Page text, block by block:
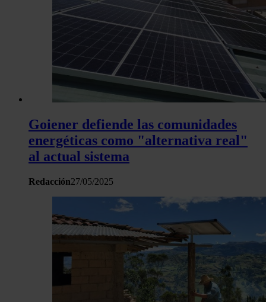
Goiener defiende las comunidades
energéticas como "alternativa real"
al actual sistema
Redacción27/05/2025